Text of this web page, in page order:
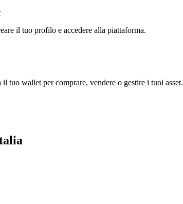
il tuo profilo e accedere alla piattaforma.
tuo wallet per comprare, vendere o gestire i tuoi asset.